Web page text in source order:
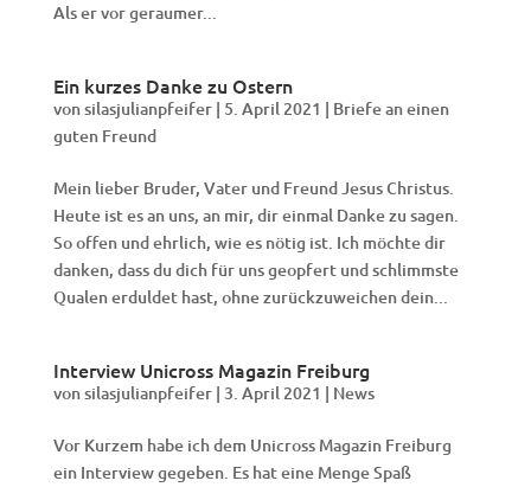
Als er vor geraumer...
Ein kurzes Danke zu Ostern
vonsilasjulianpfeifer| 5. April 2021 | Briefe an einen
guten Freund
Mein lieber Bruder, Vater und Freund Jesus Christus.
Heute ist es an uns, an mir, dir einmal Danke zu sagen.
So offen und ehrlich, wie es nötig ist. Ich möchte dir
danken, dass du dich für uns geopfert und schlimmste
Qualen erduldet hast, ohne zurückzuweichen dein...
Interview Unicross Magazin Freiburg
vonsilasjulianpfeifer| 3. April 2021 | News
Vor Kurzem habe ich dem Unicross Magazin Freiburg
ein Interview gegeben. Es hat eine Menge Spaß